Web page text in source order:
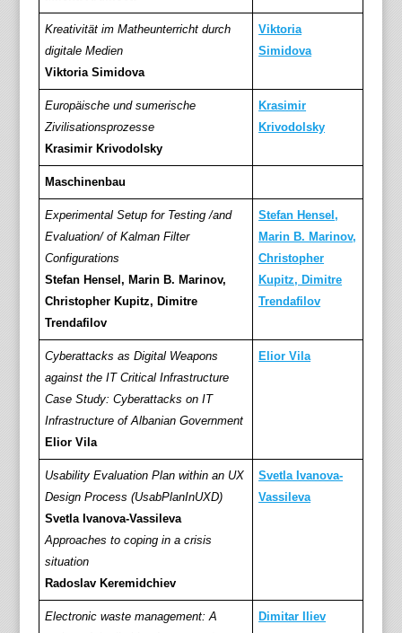
Kreativität im Matheunterricht durch
digitale Medien
Viktoria Simidova
Viktoria
Simidova
Europäische und sumerische
Zivilisationsprozesse
Krasimir Krivodolsky
Krasimir
Krivodolsky
Maschinenbau
Experimental Setup for Testing /and
Evaluation/ of Kalman Filter
Configurations
Stefan Hensel, Marin B. Marinov,
Christopher Kupitz, Dimitre
Trendafilov
Stefan Hensel,
Marin B. Marinov,
Christopher
Kupitz, Dimitre
Trendafilov
Cyberattacks as Digital Weapons
against the IT Critical Infrastructure
Case Study: Cyberattacks on IT
Infrastructure of Albanian Government
Elior Vila
Elior Vila
Usability Evaluation Plan within an UX
Design Process (UsabPlanInUXD)
Svetla Ivanova‐Vassileva
Аpproaches to coping in a crisis
situation
Radoslav Keremidchiev
Svetla Ivanova‐
Vassileva
Electronic waste management: A
Dimitar Iliev